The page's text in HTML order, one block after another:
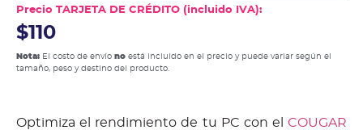
Precio TARJETA DE CRÉDITO (incluido IVA):
$110
Nota: El costo de envío no está incluido en el precio y puede variar según el
tamaño, peso y destino del producto.
Optimiza el rendimiento de tu PC con el COUGAR